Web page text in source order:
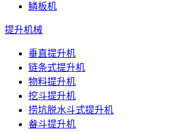
鳞板机
提升机械
垂直提升机
链条式提升机
物料提升机
挖斗提升机
捞坑脱水斗式提升机
畚斗提升机